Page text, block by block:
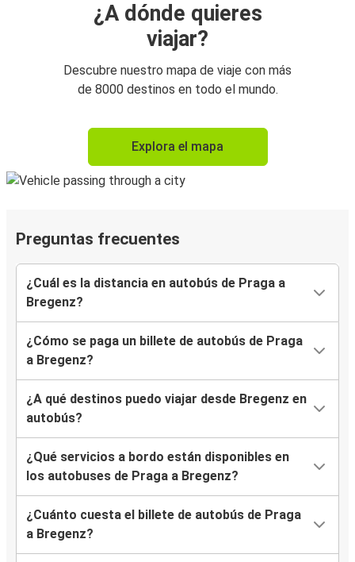
¿A dónde quieres
viajar?
Descubre nuestro mapa de viaje con más
de 8000 destinos en todo el mundo.
Explora el mapa
Preguntas frecuentes
¿Cuál es la distancia en autobús de Praga a
Bregenz?
¿Cómo se paga un billete de autobús de Praga
a Bregenz?
¿A qué destinos puedo viajar desde Bregenz en
autobús?
¿Qué servicios a bordo están disponibles en
los autobuses de Praga a Bregenz?
¿Cuánto cuesta el billete de autobús de Praga
a Bregenz?